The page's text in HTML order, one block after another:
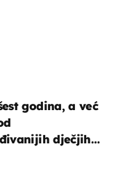
godina, a već
dječjih